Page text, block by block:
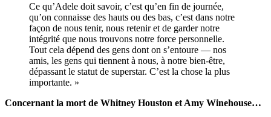
Ce qu’Adele doit savoir, c’est qu’en fin de journée,
qu’on connaisse des hauts ou des bas, c’est dans notre
façon de nous tenir, nous retenir et de garder notre
intégrité que nous trouvons notre force personnelle.
Tout cela dépend des gens dont on s’entoure — nos
amis, les gens qui tiennent à nous, à notre bien-être,
dépassant le statut de superstar. C’est la chose la plus
importante. »
Concernant la mort de Whitney Houston et Amy Winehouse…